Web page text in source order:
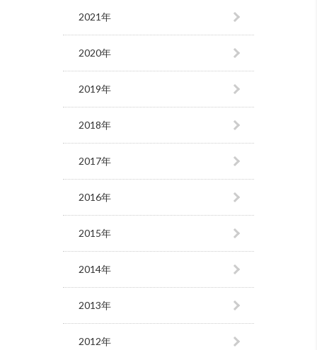
2021年
2020年
2019年
2018年
2017年
2016年
2015年
2014年
2013年
2012年